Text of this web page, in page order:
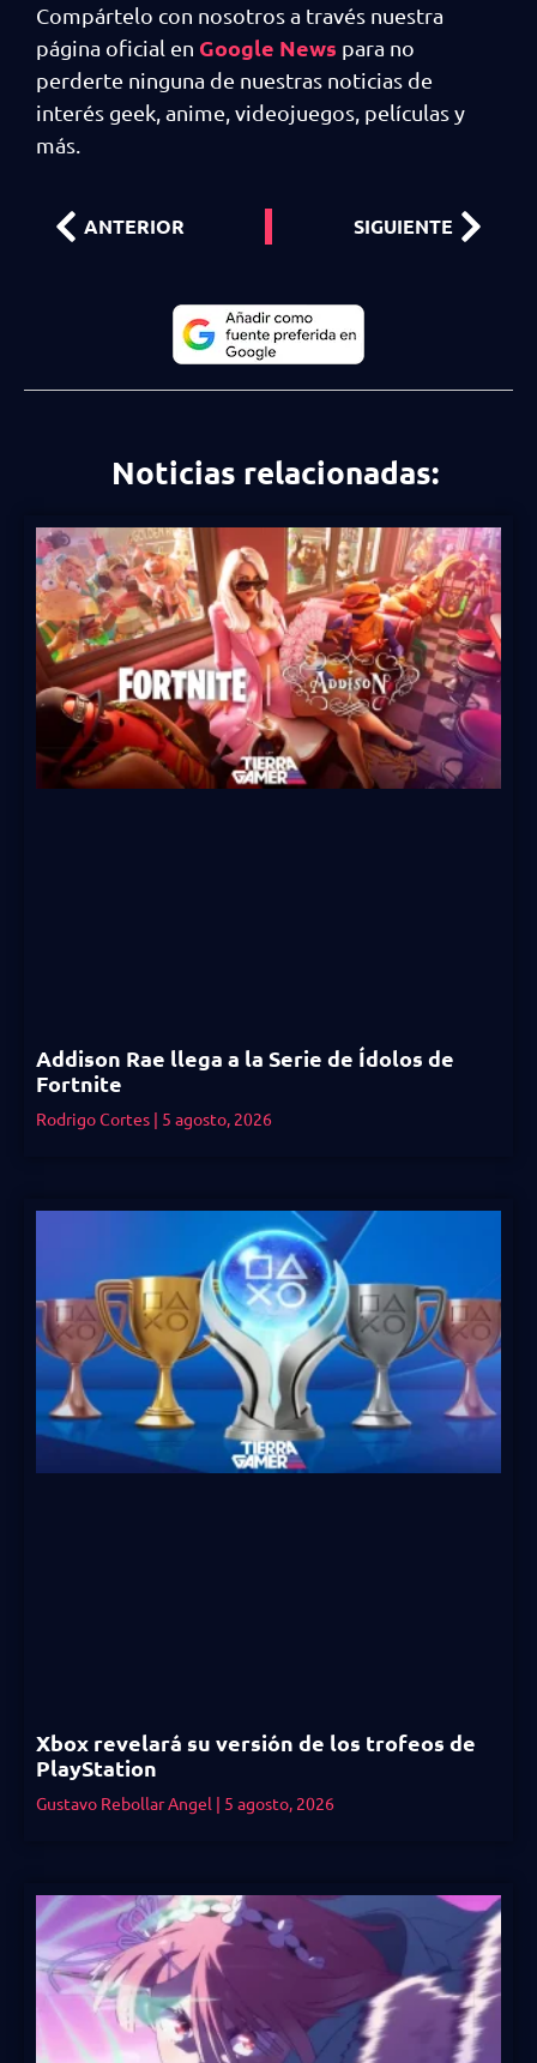
Compártelo con nosotros a través nuestra
página oficial en Google News para no
perderte ninguna de nuestras noticias de
interés geek, anime, videojuegos, películas y
más.
ANTERIOR SIGUIENTE
Noticias relacionadas:
Addison Rae llega a la Serie de Ídolos de
Fortnite
Rodrigo Cortes 5 agosto, 2026
Xbox revelará su versión de los trofeos de
PlayStation
Gustavo Rebollar Angel 5 agosto, 2026